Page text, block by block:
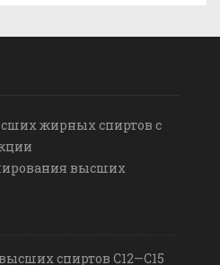
жирных спиртов с
высших
спиртов С12—С15